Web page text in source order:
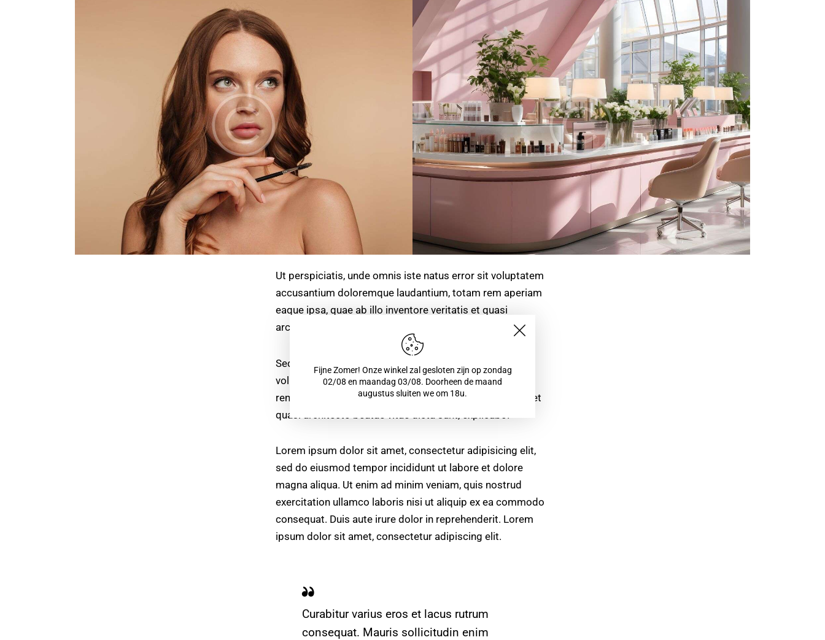
Ut perspiciatis, unde omnis iste natus error sit voluptatem
accusantium doloremque laudantium, totam rem aperiam
eaque ipsa, quae ab illo inventore veritatis et quasi
architecto beatae vitae dicta sunt, explicabo.
Sed ut perspiciatis, unde omnis iste natus error sit
voluptatem accusantium doloremque laudantium, totam
rem aperiam eaque ipsa, quae ab illo inventore veritatis et
quasi architecto beatae vitae dicta sunt, explicabo.
Lorem ipsum dolor sit amet, consectetur adipisicing elit,
sed do eiusmod tempor incididunt ut labore et dolore
magna aliqua. Ut enim ad minim veniam, quis nostrud
exercitation ullamco laboris nisi ut aliquip ex ea commodo
consequat. Duis aute irure dolor in reprehenderit. Lorem
ipsum dolor sit amet, consectetur adipiscing elit.
Curabitur varius eros et lacus rutrum
consequat. Mauris sollicitudin enim
Fijne Zomer! Onze winkel zal gesloten zijn op zondag
02/08 en maandag 03/08. Doorheen de maand
augustus sluiten we om 18u.